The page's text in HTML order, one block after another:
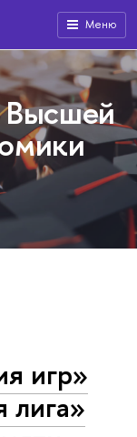
Меню
Высшей
игр»
лига»